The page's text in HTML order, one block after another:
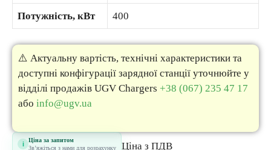
Потужність, кВт 400
⚠️ Актуальну вартість, технічні характеристики та
доступні конфігурації зарядної станції уточнюйте у
відділі продажів UGV Chargers +38 (067) 235 47 17
або info@ugv.ua
i Ціна за запитом
Звʼяжіться з нами для розрахунку Цiна з ПДВ